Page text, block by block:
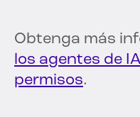
Obtenga más
los agentes de
permisos.